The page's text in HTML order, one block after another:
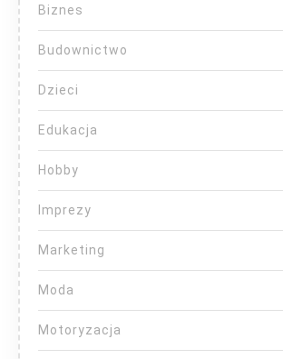
Biznes
Budownictwo
Dzieci
Edukacja
Hobby
Imprezy
Marketing
Moda
Motoryzacja